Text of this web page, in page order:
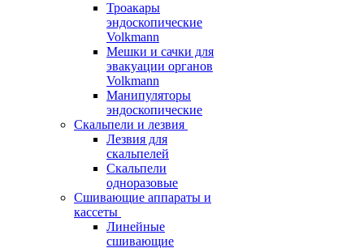
Троакары
эндоскопические
Volkmann
Мешки и сачки для
эвакуации органов
Volkmann
Манипуляторы
эндоскопические
Скальпели и лезвия
Лезвия для
скальпелей
Скальпели
одноразовые
Сшивающие аппараты и
кассеты
Линейные
сшивающие